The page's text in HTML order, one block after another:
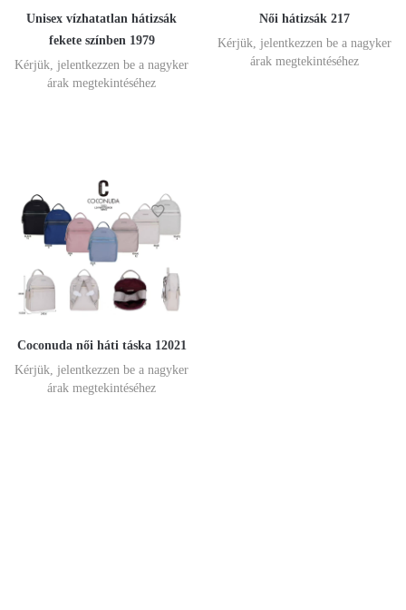
Unisex vízhatatlan hátizsák
fekete színben 1979
Kérjük, jelentkezzen be a nagyker
árak megtekintéséhez
Női hátizsák 217
Kérjük, jelentkezzen be a nagyker
árak megtekintéséhez
Coconuda női háti táska 12021
Kérjük, jelentkezzen be a nagyker
árak megtekintéséhez